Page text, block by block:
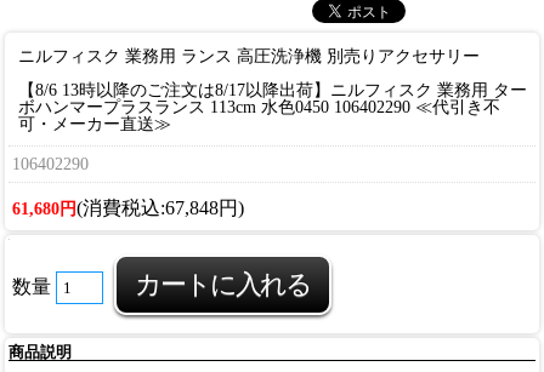
ニルフィスク 業務用 ランス 高圧洗浄機 別売りアクセサリー
【8/6 13時以降のご注文は8/17以降出荷】ニルフィスク 業務用 ター
ボハンマープラスランス 113cm 水色0450 106402290 ≪代引き不
可・メーカー直送≫
106402290
61,680円(消費税込:67,848円)
数量
商品説明